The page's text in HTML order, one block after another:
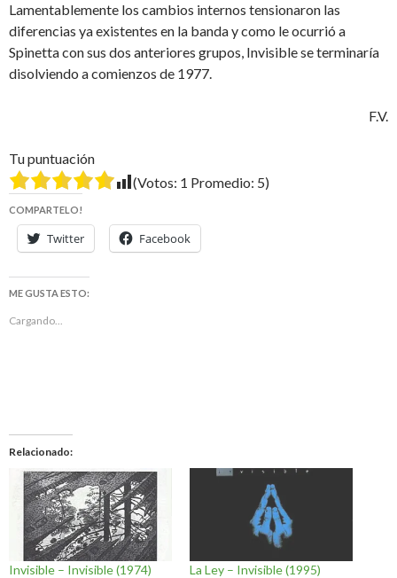
Lamentablemente los cambios internos tensionaron las
diferencias ya existentes en la banda y como le ocurrió a
Spinetta con sus dos anteriores grupos, Invisible se terminaría
disolviendo a comienzos de 1977.
F.V.
Tu puntuación
(Votos: 1 Promedio: 5)
COMPARTELO!
Twitter Facebook
ME GUSTA ESTO:
Cargando...
Relacionado
Invisible – Invisible (1974)
La Ley – Invisible (1995)